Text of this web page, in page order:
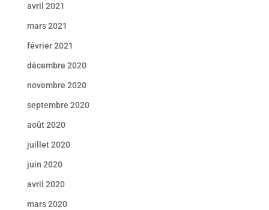
avril 2021
mars 2021
février 2021
décembre 2020
novembre 2020
septembre 2020
août 2020
juillet 2020
juin 2020
avril 2020
mars 2020